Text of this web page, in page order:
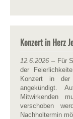
Konzert in Herz
12.6.2026 – Für
der
Konzert in der
angekündigt.
Mitwirkenden
verschoben
Nachholtermin